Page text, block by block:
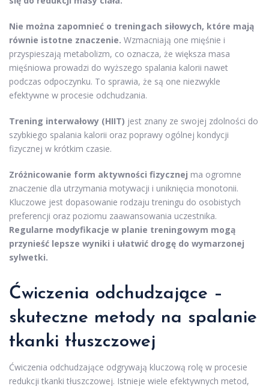
Nie można zapomnieć o treningach siłowych, które mają
równie istotne znaczenie. Wzmacniają one mięśnie i
przyspieszają metabolizm, co oznacza, że większa masa
mięśniowa prowadzi do wyższego spalania kalorii nawet
podczas odpoczynku. To sprawia, że są one niezwykle
efektywne w procesie odchudzania.
Trening interwałowy (HIIT) jest znany ze swojej zdolności do
szybkiego spalania kalorii oraz poprawy ogólnej kondycji
fizycznej w krótkim czasie.
Zróżnicowanie form aktywności fizycznej ma ogromne
znaczenie dla utrzymania motywacji i uniknięcia monotonii.
Kluczowe jest dopasowanie rodzaju treningu do osobistych
preferencji oraz poziomu zaawansowania uczestnika.
Regularne modyfikacje w planie treningowym mogą
przynieść lepsze wyniki i ułatwić drogę do wymarzonej
sylwetki.
Ćwiczenia odchudzające –
skuteczne metody na spalanie
tkanki tłuszczowej
Ćwiczenia odchudzające odgrywają kluczową rolę w procesie
redukcji tkanki tłuszczowej. Istnieje wiele efektywnych metod,